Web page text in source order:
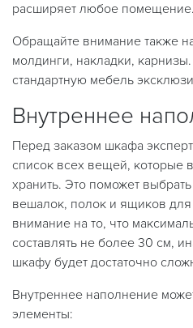
расширяет любое помещение.
Обращайте внимание также
молдинги, накладки,
стандартную мебель
Внутреннее
Перед заказом шкафа
список всех вещей, которые
хранить. Это поможет
вешалок, полок и ящиков
внимание на то, что
составлять не более 30 см,
шкафу будет достаточно
Внутреннее наполнение
элементы: